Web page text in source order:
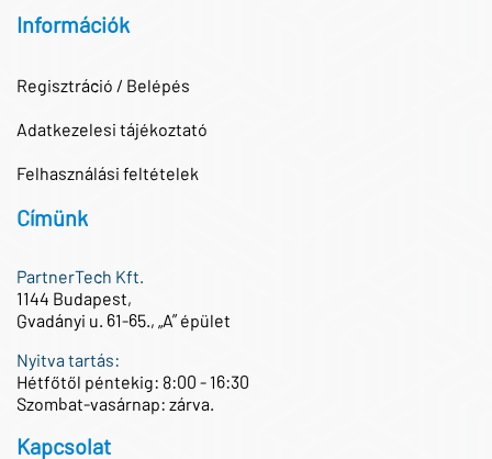
Információk
Regisztráció / Belépés
Adatkezelesi tájékoztató
Felhasználási feltételek
Címünk
PartnerTech Kft.
1144 Budapest,
Gvadányi u. 61-65., „A” épület
Nyitva tartás:
Hétfőtől péntekig: 8:00 - 16:30
Szombat-vasárnap: zárva.
Kapcsolat